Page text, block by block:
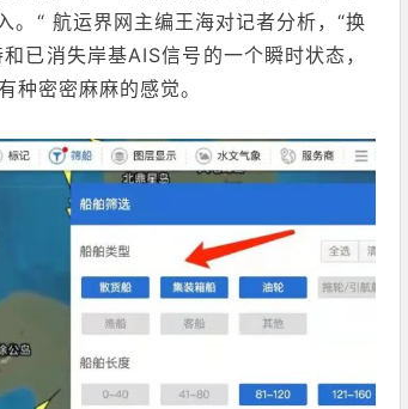
“ 航运界网主编王海对记者分析，“换
已消失岸基AIS信号的一个瞬时状态，
种密密麻麻的感觉。